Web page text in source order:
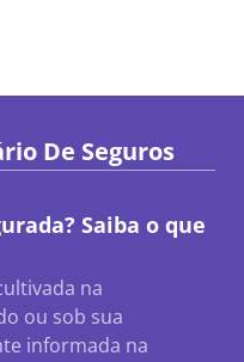
De Seguros
Saiba o que
na
ou sob sua
informada na